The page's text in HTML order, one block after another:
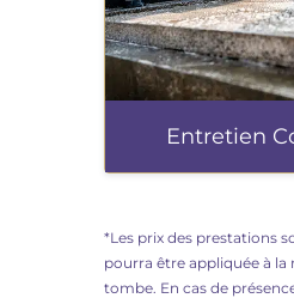
Entretien
*Les prix des prestations
pourra être appliquée à
tombe. En cas de